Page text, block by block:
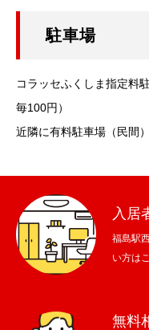
駐車場
コラッセふくしま指定料
毎100円）
近隣に有料駐車場（民間
入居
福島駅
い方は
無料